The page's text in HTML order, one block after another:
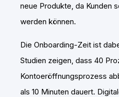
neue Produkte, da Kunden
werden können.
Die Onboarding-Zeit ist
Studien zeigen, dass 40
Kontoeröffnungsprozess
als 10 Minuten dauert.